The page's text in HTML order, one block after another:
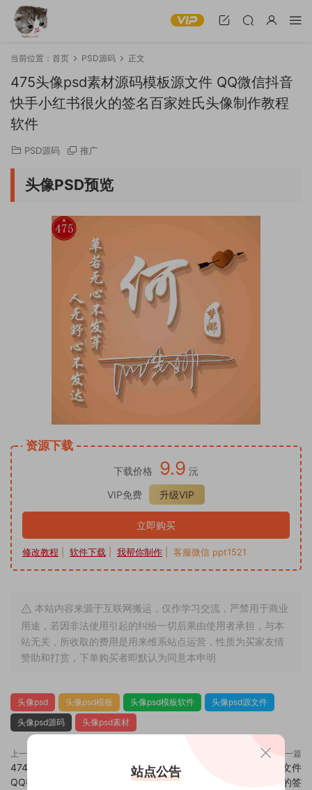
当前位置： 首页 PSD源码 正文
475头像psd素材源码模板源文件 QQ微信抖音
快手小红书很火的签名百家姓氏头像制作教程
软件
PSD源码 推广
头像PSD预览
资源下载
下载价格 9.9 沅
VIP免费
升级VIP
立即购买
修改教程 软件下载 我帮你制作 | 客服微信 ppt1521
本站内容来源于互联网搬运，仅作学习交流，严禁用于商业
用途，若因非法使用引起的纠纷一切后果由使用者承担，与本
站无关，所收取的费用是用来维系站点运营，性质为买家友情
赞助和打赏，下单购买者即默认为同意本申明
头像psd 头像psd模板 头像psd模板软件
头像psd源文件
头像psd源码
头像psd素材
上一篇
474头像psd素材源码模板源文件
QQ微信抖音快手小红书很火的签
下一篇
476头像psd素材源码模板源文件
QQ微信抖音快手小红书很火的签
站点公告